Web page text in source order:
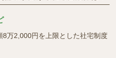
万2,000円を上限とした社宅制度